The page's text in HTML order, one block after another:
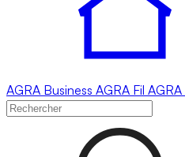
AGRA Business AGRA Fil AGRA